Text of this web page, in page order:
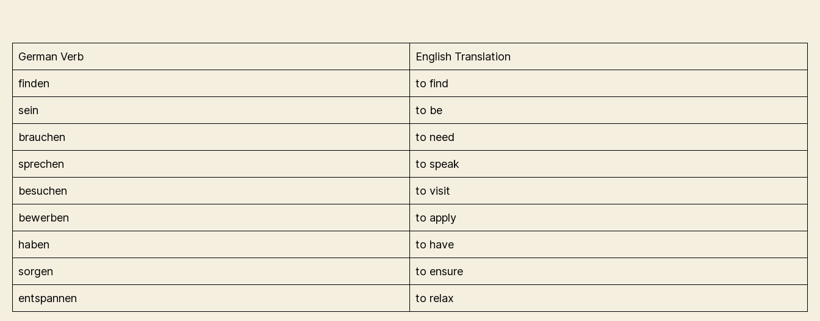
German Verb English Translation
finden to find
sein to be
brauchen to need
sprechen to speak
besuchen to visit
bewerben to apply
haben to have
sorgen to ensure
entspannen to relax